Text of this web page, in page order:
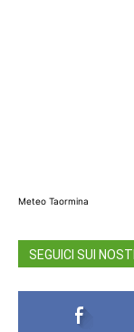
Meteo Taormina
SEGUICI SUI